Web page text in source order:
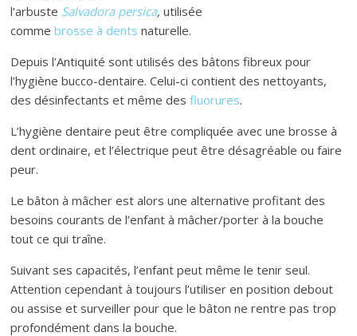
l’arbuste Salvadora persica, utilisée
commebrosse à dents naturelle.
Depuis l’Antiquité sont utilisés des bâtons fibreux pour
l’hygiène bucco-dentaire. Celui-ci contient des nettoyants,
des désinfectants et même desfluorures.
L’hygiène dentaire peut être compliquée avec une brosse à
dent ordinaire, et l’électrique peut être désagréable ou faire
peur.
Le bâton à mâcher est alors une alternative profitant des
besoins courants de l’enfant à mâcher/porter à la bouche
tout ce qui traîne.
Suivant ses capacités, l’enfant peut même le tenir seul.
Attention cependant à toujours l’utiliser en position debout
ou assise et surveiller pour que le bâton ne rentre pas trop
profondément dans la bouche.